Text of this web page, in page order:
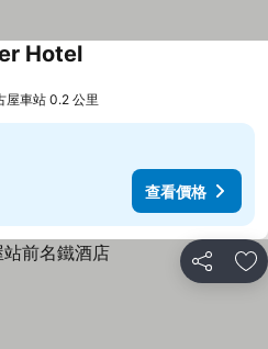
格
Hotel查看價格
屋車站 0.2 公里
查看價格
分享 加